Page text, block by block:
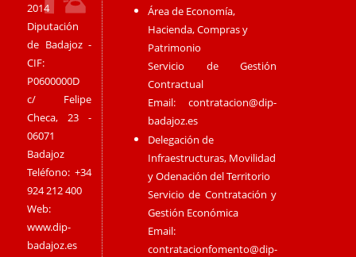
2014
Diputación
de Badajoz -
CIF:
P0600000D
c/ Felipe
Checa, 23 -
06071
Badajoz
Teléfono: +34
924 212 400
Web:
www.dip-
badajoz.es
Área de Economía,
Hacienda, Compras y
Patrimonio
Servicio de Gestión
Contractual
Email:contratacion@dip-
badajoz.es
Delegación de
Infraestructuras, Movilidad
y Odenación del Territorio
Servicio de Contratación y
Gestión Económica
Email:
contratacionfomento@dip-